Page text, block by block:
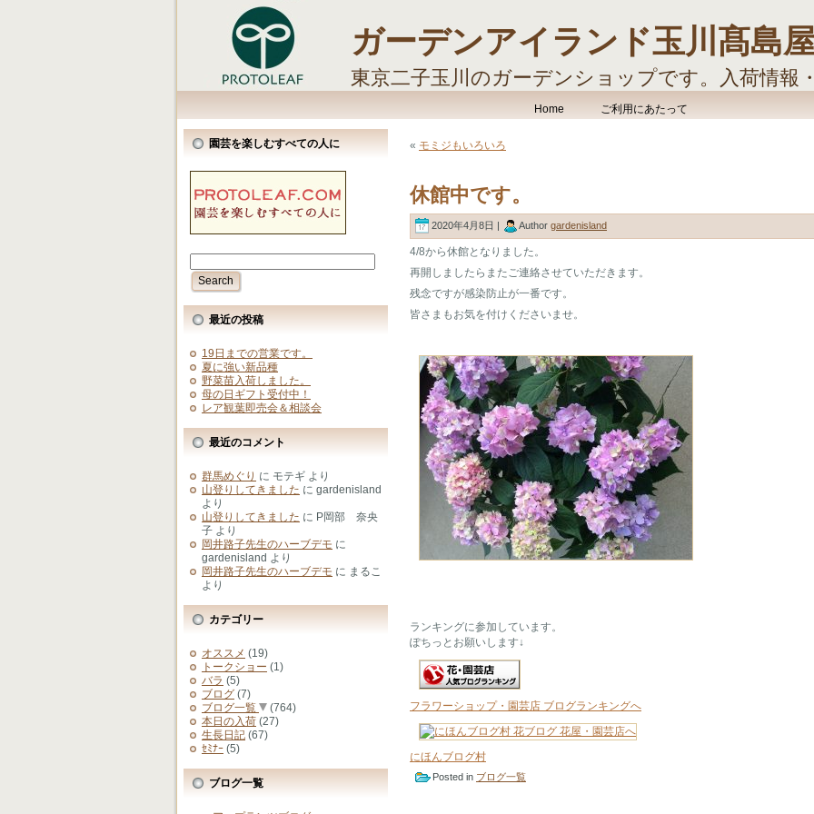
ガーデンアイランド玉川髙島
東京二子玉川のガーデンショップです。入荷情報
Home ご利用にあたって
園芸を楽しむすべての人に
最近の投稿
19日までの営業です。
夏に強い新品種
野菜苗入荷しました。
母の日ギフト受付中！
レア観葉即売会＆相談会
最近のコメント
群馬めぐり に モテギ より
山登りしてきました に gardenisland
より
山登りしてきました に P岡部 奈央
子 より
岡井路子先生のハーブデモ に
gardenisland より
岡井路子先生のハーブデモ に まるこ
より
カテゴリー
オススメ (19)
トークショー (1)
バラ (5)
ブログ (7)
ブログ一覧
(764)
本日の入荷 (27)
生長日記 (67)
ｾﾐﾅｰ (5)
ブログ一覧
« モミジもいろいろ
休館中です。
2020年4月8日 | Author gardenisland
4/8から休館となりました。
再開しましたらまたご連絡させていただきます。
残念ですが感染防止が一番です。
皆さまもお気を付けくださいませ。
ランキングに参加しています。
ぽちっとお願いします↓
フラワーショップ・園芸店 ブログランキングへ
にほんブログ村
Posted in ブログ一覧